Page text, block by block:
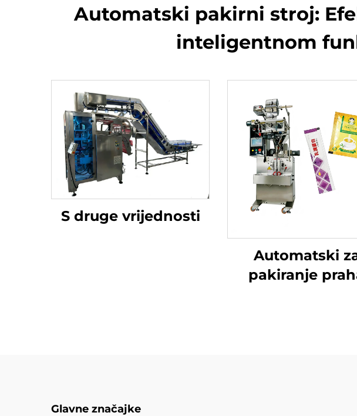
Automatski pakirni stroj:
inteligentnom
S druge vrijednosti
Automatski
pakiranje
Glavne značajke